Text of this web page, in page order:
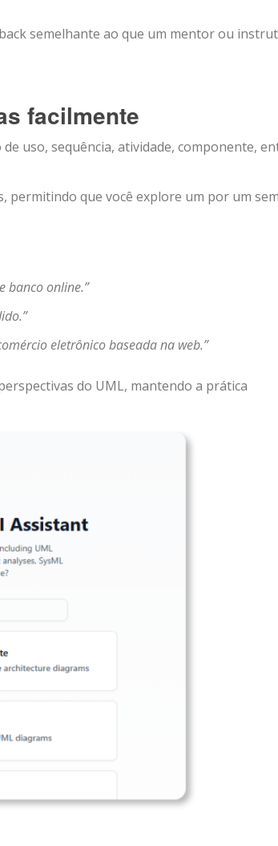
semelhante ao que um mentor ou
facilmente
uso, sequência, atividade, componente,
permitindo que você explore um por um
banco online.”
eletrônico baseada na web.”
do UML, mantendo a prática